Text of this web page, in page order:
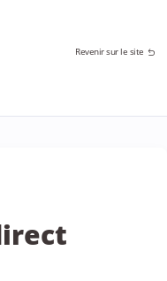
Revenir sur le site